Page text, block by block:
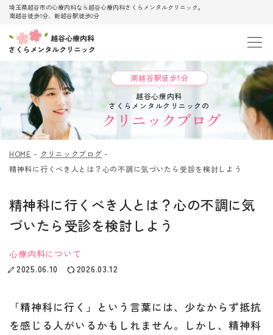
埼玉県越谷市の心療内科なら越谷心療内科さくらメンタルクリニック。
南越谷徒歩1分、新越谷駅徒歩2分
南越谷駅徒歩1分
越谷心療内科
さくらメンタルクリニックの
クリニックブログ
HOME
クリニックブログ
精神科に行くべき人とは？心の不調に気づいたら受診を検討しよう
精神科に行くべき人とは？心の不調に気
づいたら受診を検討しよう
2025.06.10 2026.03.12
心療内科について
「精神科に行く」という言葉には、少なからず抵抗
を感じる人がいるかもしれません。しかし、精神科